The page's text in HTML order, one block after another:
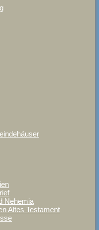
Nehemia
Altes Testament